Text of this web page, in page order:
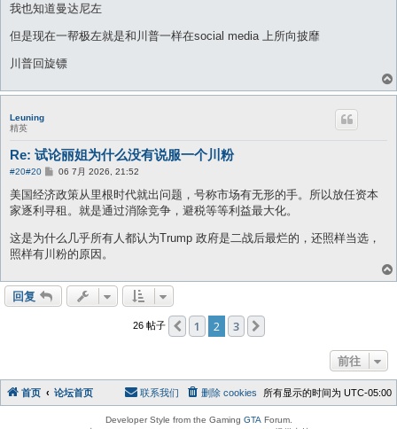
我也知道曼达尼左
但是现在一帮极左就是和川普一样在social media 上所向披靡
川普回旋镖
Leuning
精英
Re: 试论丽姐为什么没有说服一个川粉
#20#20
帖
06 7月 2026, 21:52
美国经济政策从里根时代就出问题，号称市场有无形的手。所以放任资本
家逐利寻租。就是通过消除竞争，避税等等利益最大化。
这是为什么几乎所有人都认为Trump 政府是二战后最烂的，还照样当选，
照样有川粉的原因。
回复
26 帖子 上一页
1 2 3
前往
首页 论坛首页 所有显示的时间为 UTC-05:00
删除 cookies
联系我们
Developer Style from the Gaming GTA Forum.